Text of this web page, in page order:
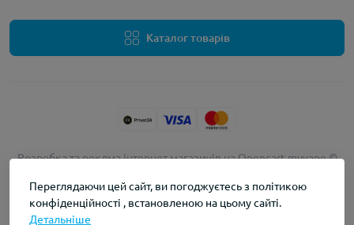
Каталог товарів
Розробка та реклма інтернет магазинів на Opencartmyvape ©
Переглядаючи цей сайт, ви погоджуєтесь з політикою
конфіденційності , встановленою на цьому сайті.
Детальніше